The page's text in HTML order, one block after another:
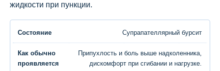
жидкости при пункции.
Супрапателлярный бурсит
Припухлость и боль выше надколенника,
дискомфорт при сгибании и нагрузке.